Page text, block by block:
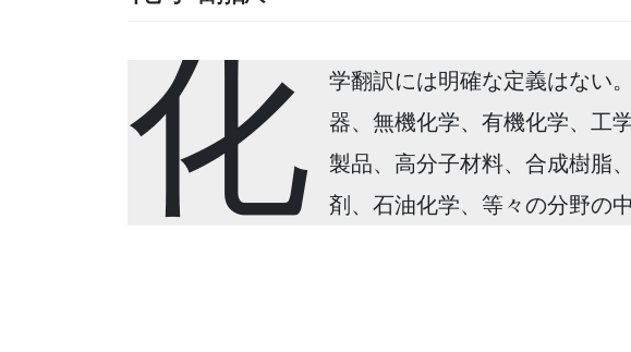
化
学翻訳には明確な定義はない
器、無機化学、有機化学、工
製品、高分子材料、合成樹脂
剤、石油化学、等々の分野の